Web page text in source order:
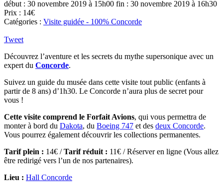
début : 30 novembre 2019 à 15h00 fin : 30 novembre 2019 à 16h30
Prix : 14€
Catégories : Visite guidée - 100% Concorde
Tweet
Découvrez l’aventure et les secrets du mythe supersonique avec un
expert du Concorde.
Suivez un guide du musée dans cette visite tout public (enfants à
partir de 8 ans) d’1h30. Le Concorde n’aura plus de secret pour
vous !
Cette visite comprend le Forfait Avions, qui vous permettra de
monter à bord du Dakota, du Boeing 747 et des deux Concorde.
Vous pourrez également découvrir les collections permanentes.
Tarif plein : 14€ /Tarif réduit : 11€ / Réserver en ligne (Vous allez
être redirigé vers l’un de nos partenaires).
Lieu : Hall Concorde